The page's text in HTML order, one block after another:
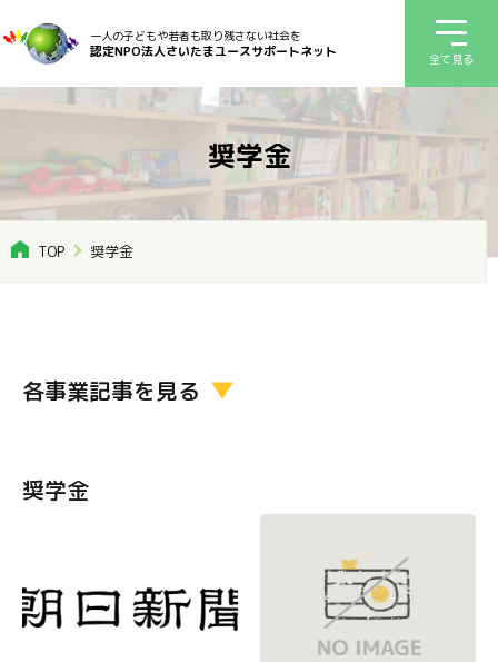
一人の子どもや若者も取り残さない社会を
認定NPO法人さいたまユースサポートネット 全て見る
奨学金
TOP 奨学金
各事業記事を見る
奨学金